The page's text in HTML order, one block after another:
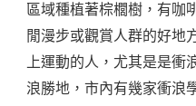
區域種植著棕櫚樹，有咖
閒漫步或觀賞人群的好地
上運動的人，尤其是是
浪勝地，市內有幾家衝浪